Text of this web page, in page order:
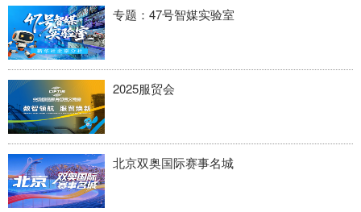
多语种频道
English Español
Русский язык
Deutsch Português
专题：47号智媒实验室
2025服贸会
北京双奥国际赛事名城